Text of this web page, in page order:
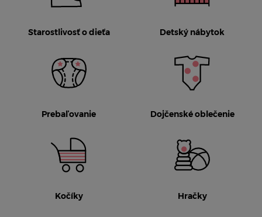
Starostlivosť o dieťa Detský nábytok
Prebaľovanie Dojčenské oblečenie
Kočíky Hračky